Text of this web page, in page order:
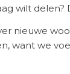
wilt
nieuwe
want we